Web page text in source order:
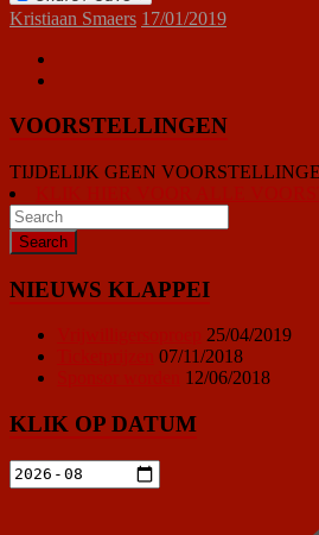
Kristiaan Smaers 17/01/2019
VOORSTELLINGEN
TIJDELIJK GEEN
NIEUWS KLAPPEI
25/04/2019
07/11/2018
12/06/2018
KLIK OP DATUM